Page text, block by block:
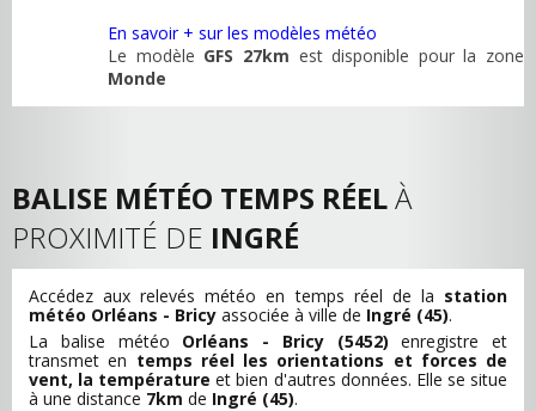
En savoir + sur les modèles météo
Le modèle GFS 27km est disponible pour la zone
Monde
BALISE MÉTÉO TEMPS RÉELÀ
PROXIMITÉ DE INGRÉ
Accédez aux relevés météo en temps réel de la station
météo Orléans - Bricy associée à ville de Ingré (45).
La balise météo Orléans - Bricy (5452)enregistre et
transmet en temps réel les orientations et forces de
vent, la température et bien d'autres données. Elle se situe
à une distance 7km de Ingré (45).